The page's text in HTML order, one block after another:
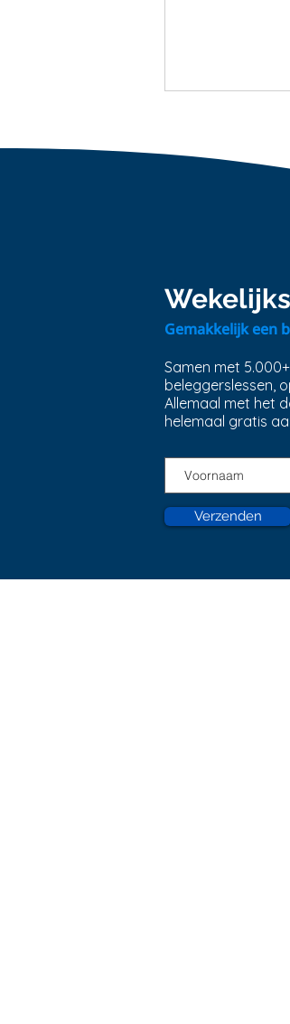
ons rijker
Gemakkelijk een
Samen met
beleggerslessen,
Allemaal met het
helemaal gratis
Verzenden